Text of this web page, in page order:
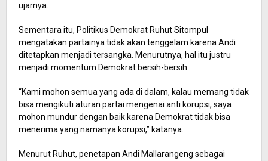
ujarnya.
Sementara itu, Politikus Demokrat Ruhut Sitompul
mengatakan partainya tidak akan tenggelam karena Andi
ditetapkan menjadi tersangka. Menurutnya, hal itu justru
menjadi momentum Demokrat bersih-bersih.
“Kami mohon semua yang ada di dalam, kalau memang tidak
bisa mengikuti aturan partai mengenai anti korupsi, saya
mohon mundur dengan baik karena Demokrat tidak bisa
menerima yang namanya korupsi,” katanya.
Menurut Ruhut, penetapan Andi Mallarangeng sebagai